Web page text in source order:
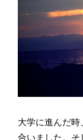
大学に進んだ時
合いました。そ